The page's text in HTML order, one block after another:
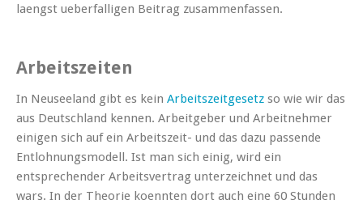
laengst ueberfalligen Beitrag zusammenfassen.
Arbeitszeiten
In Neuseeland gibt es kein Arbeitszeitgesetz so wie wir das
aus Deutschland kennen. Arbeitgeber und Arbeitnehmer
einigen sich auf ein Arbeitszeit- und das dazu passende
Entlohnungsmodell. Ist man sich einig, wird ein
entsprechender Arbeitsvertrag unterzeichnet und das
wars. In der Theorie koennten dort auch eine 60 Stunden